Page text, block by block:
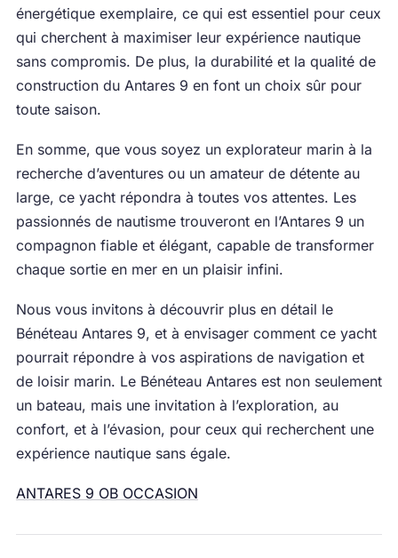
énergétique exemplaire, ce qui est essentiel pour ceux
qui cherchent à maximiser leur expérience nautique
sans compromis. De plus, la durabilité et la qualité de
construction du Antares 9 en font un choix sûr pour
toute saison.
En somme, que vous soyez un explorateur marin à la
recherche d’aventures ou un amateur de détente au
large, ce yacht répondra à toutes vos attentes. Les
passionnés de nautisme trouveront en l’Antares 9 un
compagnon fiable et élégant, capable de transformer
chaque sortie en mer en un plaisir infini.
Nous vous invitons à découvrir plus en détail le
Bénéteau Antares 9, et à envisager comment ce yacht
pourrait répondre à vos aspirations de navigation et
de loisir marin. Le Bénéteau Antares est non seulement
un bateau, mais une invitation à l’exploration, au
confort, et à l’évasion, pour ceux qui recherchent une
expérience nautique sans égale.
ANTARES 9 OB OCCASION